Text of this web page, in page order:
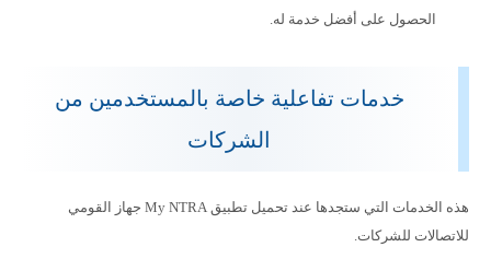
الحصول على أفضل خدمة له.
خدمات تفاعلية خاصة بالمستخدمين من
الشركات
هذه الخدمات التي ستجدها عند تحميل تطبيق My NTRA جهاز القومي
للاتصالات للشركات.